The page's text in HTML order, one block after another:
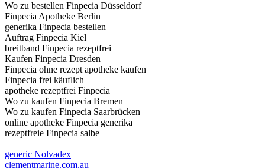
Wo zu bestellen Finpecia Düsseldorf
Finpecia Apotheke Berlin
generika Finpecia bestellen
Auftrag Finpecia Kiel
breitband Finpecia rezeptfrei
Kaufen Finpecia Dresden
Finpecia ohne rezept apotheke kaufen
Finpecia frei käuflich
apotheke rezeptfrei Finpecia
Wo zu kaufen Finpecia Bremen
Wo zu kaufen Finpecia Saarbrücken
online apotheke Finpecia generika
rezeptfreie Finpecia salbe
generic Nolvadex
clementmarine.com.au